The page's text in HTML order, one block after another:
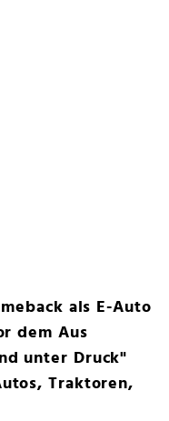
als E-Auto
dem Aus
unter Druck"
Traktoren,